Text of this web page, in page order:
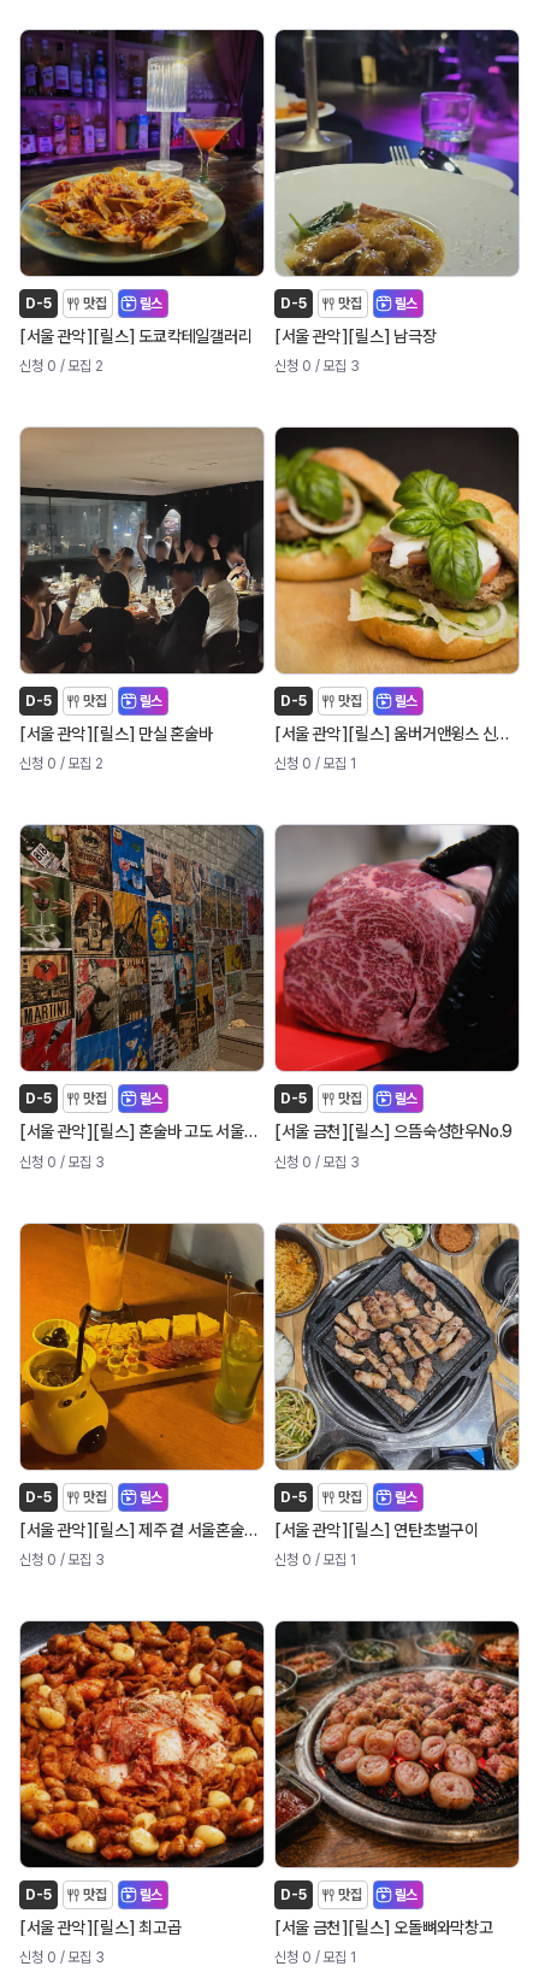
D-5 맛집 릴스
[서울 관악] [릴스] 도쿄칵테일갤러리
신청 0 / 모집 2
D-5 맛집 릴스
[서울 관악] [릴스] 남극장
신청 0 / 모집 3
D-5 맛집 릴스
[서울 관악] [릴스] 만실 혼술바
신청 0 / 모집 2
D-5 맛집 릴스
[서울 관악] [릴스] 움버거앤윙스 신림역점
신청 0 / 모집 1
D-5 맛집 릴스
[서울 관악] [릴스] 혼술바 고도 서울대입구점
신청 0 / 모집 3
D-5 맛집 릴스
[서울 금천] [릴스] 으뜸숙성한우No.9
신청 0 / 모집 3
D-5 맛집 릴스
[서울 관악][릴스]제주 곁 서울혼술바 신림점
신청 0 / 모집 3
D-5 맛집 릴스
[서울 관악][릴스] 연탄초벌구이
신청 0 / 모집 1
D-5 맛집 릴스
[서울 관악] [릴스] 최고곱
신청 0 / 모집 3
D-5 맛집 릴스
[서울 금천] [릴스] 오돌뼈와막창고
신청 0 / 모집 1